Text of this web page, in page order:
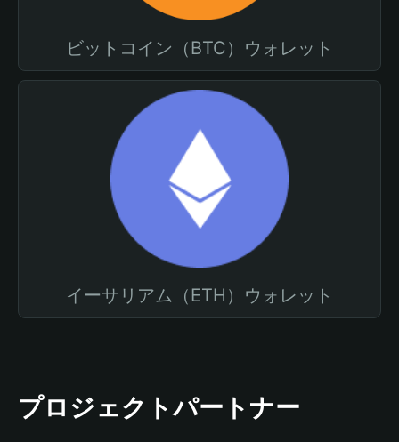
ビットコイン（BTC）ウォレット
イーサリアム（ETH）ウォレット
プロジェクトパートナー